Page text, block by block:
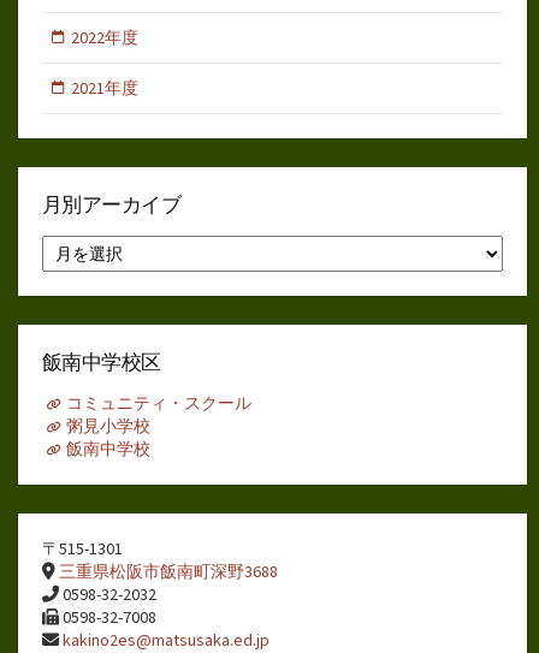
2022年度
2021年度
月別アーカイブ
別
ア
イ
飯南中学校区
コミュニティ・スクール
粥見小学校
飯南中学校
〒515-1301
三重県松阪市飯南町深野3688
0598-32-2032
0598-32-7008
kakino2es@matsusaka.ed.jp